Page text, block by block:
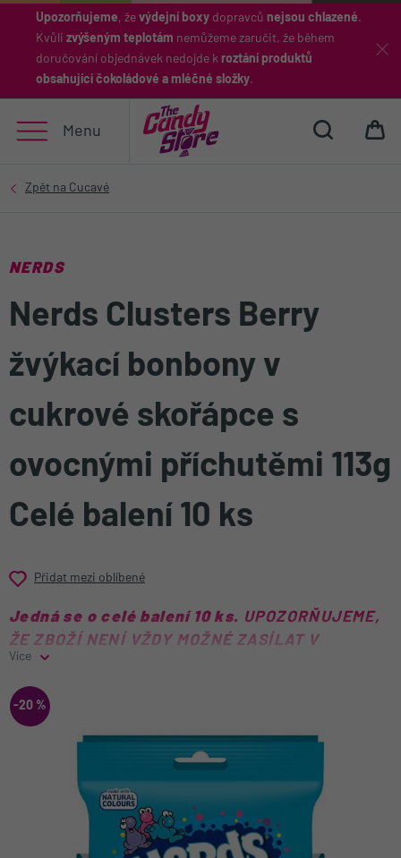
Upozorňujeme, že výdejní boxy dopravců nejsou chlazené.
Kvůli zvýšeným teplotám nemůžeme zaručit, že během
doručování objednávek nedojde k roztání produktů
obsahující čokoládové a mléčné složky.
Menu
Hledat
NERDS
Nerds Clusters Berry
žvýkací bonbony v
cukrové skořápce s
ovocnými příchutěmi 113g
Celé balení 10 ks
Přidat mezi oblíbené
Jedná se o celé balení 10 ks. UPOZORŇUJEME,
ŽE ZBOŽÍ NENÍ VŽDY MOŽNÉ ZASÍLAT V
ORIGINÁLNÍM BALENÍ.
Wonkovy malé, kyselé fruits bonbonky vzhledem připomínající barevné
kamínky, jsou jedním z našich nejoblíbenějších produktů. Ať už si je
vychutnáte kousek po kousku, nebo si do pusy nasypete rovnou celou
hrst, jsme si jisti, že jim zcela propadnete.
Není vhodné pro děti do 3 let. Může dojít ke vdechnutí malých částí.
Více
-20 %